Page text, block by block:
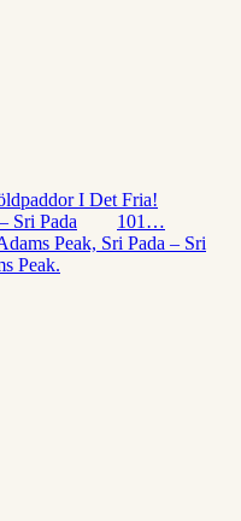
I Det Fria!
Sri Pada
101…
Peak, Sri Pada – Sri
Peak.